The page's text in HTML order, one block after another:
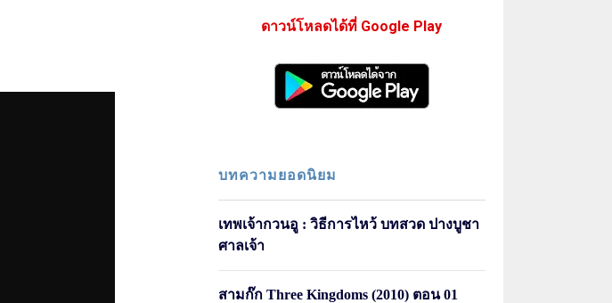
ดาวน์โหลดได้ที่ Google Play
บทความยอดนิยม
เทพเจ้ากวนอู : วิธีการไหว้ บทสวด ปางบูชา
ศาลเจ้า
สามก๊ก Three Kingdoms (2010) ตอน 01